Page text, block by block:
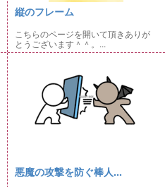
縦のフレーム
こちらのページを開いて頂きありが
とうございます＾＾。...
悪魔の攻撃を防ぐ棒人...